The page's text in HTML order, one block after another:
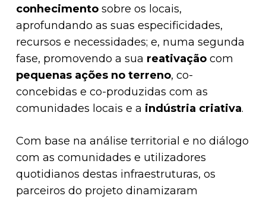
conhecimentosobre os locais,
aprofundando as suas especificidades,
recursos e necessidades; e, numa segunda
fase, promovendo a sua reativaçãocom
pequenas ações no terreno, co-
concebidas e co-produzidas com as
comunidades locais e a indústria criativa.
Com base na análise territorial e no diálogo
com as comunidades e utilizadores
quotidianos destas infraestruturas, os
parceiros do projeto dinamizaram